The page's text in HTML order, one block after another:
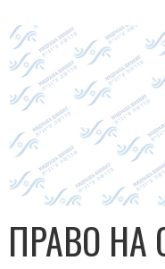
ПРАВО НА